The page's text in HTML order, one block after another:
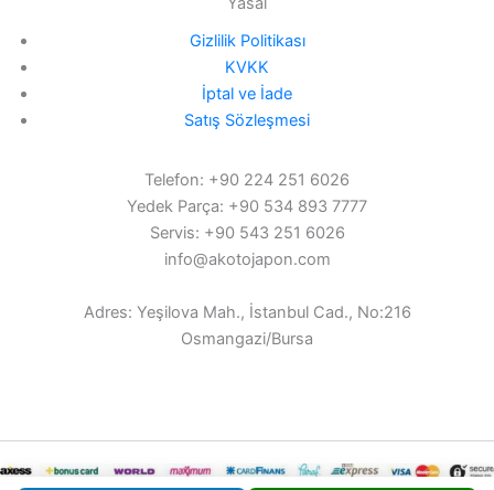
Gizlilik Politikası
KVKK
İptal ve İade
Satış Sözleşmesi
Telefon: +90 224 251 6026
Yedek Parça: +90 534 893 7777
Servis: +90 543 251 6026
info@akotojapon.com
Adres: Yeşilova Mah., İstanbul Cad., No:216
Osmangazi/Bursa